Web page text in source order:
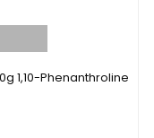
1,10-Phenanthroline